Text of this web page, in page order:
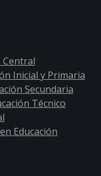
Central
Inicial y Primaria
Secundaria
Técnico
Educación